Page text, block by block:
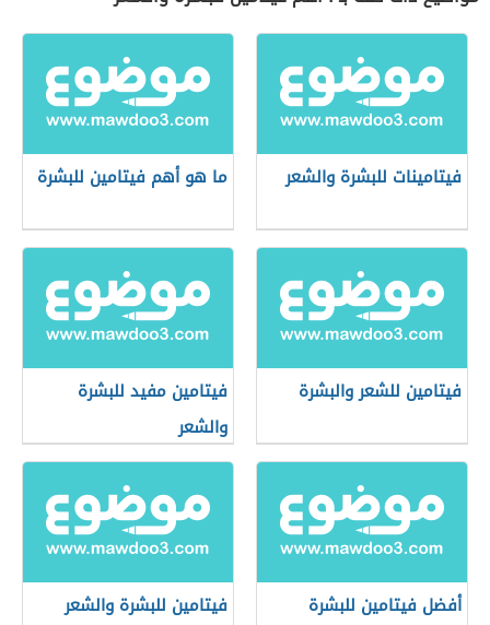
فيتامينات للبشرة والشعر ما هو أهم فيتامين للبشرة
فيتامين للشعر والبشرة
فيتامين مفيد للبشرة
والشعر
أفضل فيتامين للبشرة
فيتامين للبشرة والشعر